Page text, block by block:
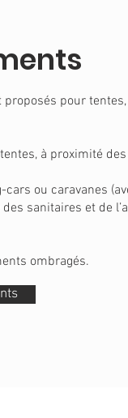
pour
à proximité
ou caravanes
sanitaires et de
ombragés.